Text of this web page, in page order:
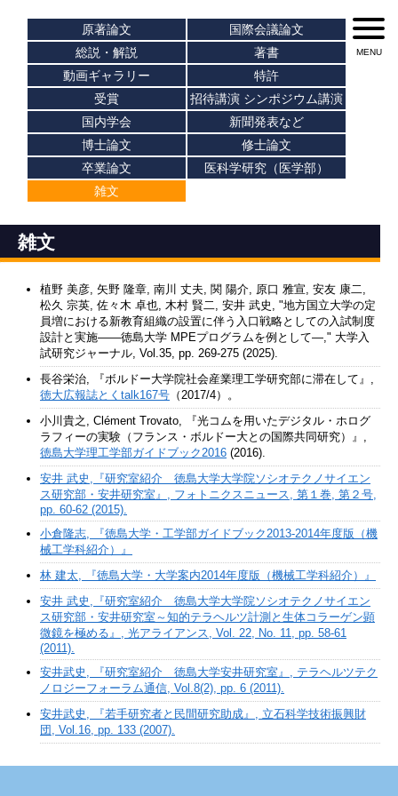
原著論文
国際会議論文
総説・解説
著書
動画ギャラリー
特許
受賞
招待講演 シンポジウム講演
国内学会
新聞発表など
博士論文
修士論文
卒業論文
医科学研究（医学部）
雑文
雑文
植野 美彦, 矢野 隆章, 南川 丈夫, 関 陽介, 原口 雅宣, 安友 康二,
松久 宗英, 佐々木 卓也, 木村 賢二, 安井 武史, "地方国立大学の定
員増における新教育組織の設置に伴う入口戦略としての入試制度
設計と実施――徳島大学 MPEプログラムを例として―," 大学入
試研究ジャーナル, Vol.35, pp. 269-275 (2025).
長谷栄治, 『ボルドー大学院社会産業理工学研究部に滞在して』,
徳大広報誌とくtalk167号 （2017/4）。
小川貴之, Clément Trovato, 『光コムを用いたデジタル・ホログ
ラフィーの実験（フランス・ボルドー大との国際共同研究）』,
徳島大学理工学部ガイドブック2016 (2016).
安井 武史,『研究室紹介 徳島大学大学院ソシオテクノサイエン
ス研究部・安井研究室』, フォトニクスニュース, 第１巻, 第２号,
pp. 60-62 (2015).
小倉隆志, 『徳島大学・工学部ガイドブック2013-2014年度版（機
械工学科紹介）』
林 建太, 『徳島大学・大学案内2014年度版（機械工学科紹介）』
安井 武史,『研究室紹介 徳島大学大学院ソシオテクノサイエン
ス研究部・安井研究室～知的テラヘルツ計測と生体コラーゲン顕
微鏡を極める』, 光アライアンス, Vol. 22, No. 11, pp. 58-61
(2011).
安井武史, 『研究室紹介 徳島大学安井研究室』, テラヘルツテク
ノロジーフォーラム通信, Vol.8(2), pp. 6 (2011).
安井武史, 『若手研究者と民間研究助成』, 立石科学技術振興財
団, Vol.16, pp. 133 (2007).